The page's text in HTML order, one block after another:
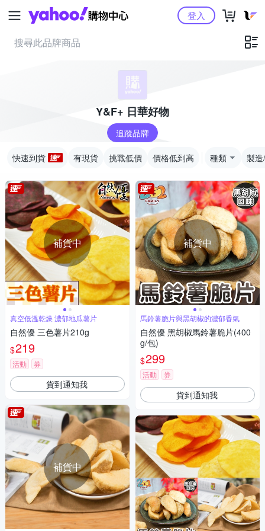
Yahoo購物中心登入
Y&F+ 日華好物
追蹤品牌
快速到貨 有現貨 挑戰低價 價格低到高 種類 製
補貨中
真空低溫乾燥 濃郁地瓜薯片
自然優 三色薯片210g
$219
活動 券
貨到通知我
補貨中
補貨中
馬鈴薯脆片與黑胡椒的濃郁香氣
自然優 黑胡椒馬鈴薯脆片(400
g/包)
$299
活動 券
貨到通知我